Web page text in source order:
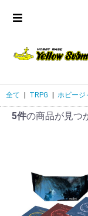
全て TRPG ホビージ
5件の商品が見つ